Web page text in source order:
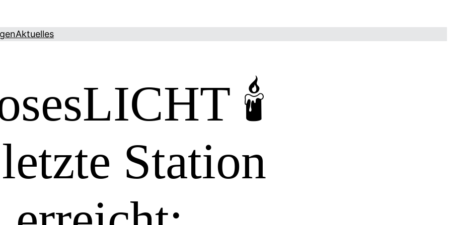
Aktuelles
🕯️
Station